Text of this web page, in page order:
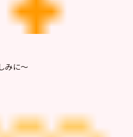
みに～